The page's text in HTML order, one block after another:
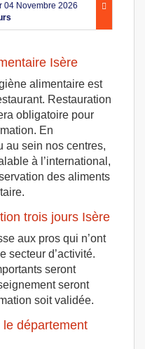
04 Novembre 2026
Isère
alimentaire est
Restauration
obligatoire pour
En
au sein nos centres,
à l’international,
des aliments
trois jours Isère
aux pros qui n’ont
secteur d’activité.
seront
seront
soit validée.
département